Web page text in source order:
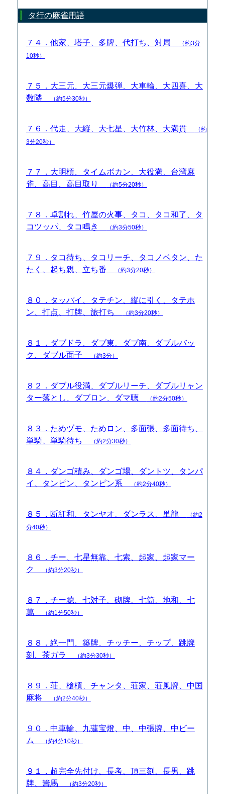
タ行の麻雀用語
７４．他家、塔子、多牌、代打ち、対局
（約3分
10秒）
７５．大三元、大三元爆弾、大車輪、大四喜、大
数隣
（約5分30秒）
７６．代走、大縦、大七星、大竹林、大満貫
（約
3分20秒）
７７．大明槓、タイムボカン、大役満、台湾麻
雀、高目、高目取り
（約5分20秒）
７８．卓割れ、竹屋の火事、タコ、タコ和了、タ
コツッパ、タコ鳴き
（約3分50秒）
７９．タコ待ち、タコリーチ、タコノベタン、た
たく、起ち親、立ち番
（約3分20秒）
８０．タッパイ、タテチン、縦に引く、タテホ
ン、打点、打牌、旅打ち
（約3分20秒）
８１．ダブドラ、ダブ東、ダブ南、ダブルバッ
ク、ダブル面子
（約3分）
８２．ダブル役満、ダブルリーチ、ダブルリャン
ター落とし、ダブロン、ダマ聴
（約2分50秒）
８３．ためヅモ、ためロン、多面張、多面待ち、
単騎、単騎待ち
（約2分30秒）
８４．ダンゴ積み、ダンゴ場、ダントツ、タンパ
イ、タンピン、タンピン系
（約2分40秒）
８５．断紅和、タンヤオ、ダンラス、単龍
（約2
分40秒）
８６．チー、七星無靠、七索、起家、起家マー
ク
（約3分20秒）
８７．チー聴、七対子、砌牌、七筒、地和、七
萬
（約1分50秒）
８８．絶一門、築牌、チッチー、チップ、跳牌
刻、茶ガラ
（約3分30秒）
８９．荘、槍槓、チャンタ、荘家、荘風牌、中国
麻将
（約2分40秒）
９０．中車輪、九蓮宝燈、中、中張牌、中ビー
ム
（約4分10秒）
９１．超完全先付け、長考、頂三刻、長男、跳
牌、籌馬
（約3分20秒）